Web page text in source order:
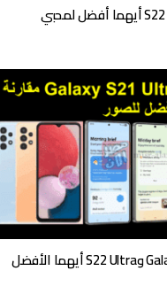
جالاكسي نوت 20 مقابل S22 أيهما أفضل لمحبي
مقارنة بين Galaxy S21 Ultra وS22 Ultra أيهما الأفضل